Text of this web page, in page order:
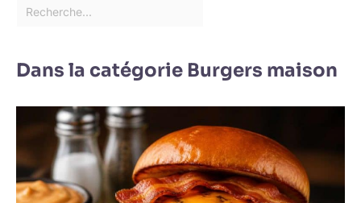
Dans la catégorie Burgers maison